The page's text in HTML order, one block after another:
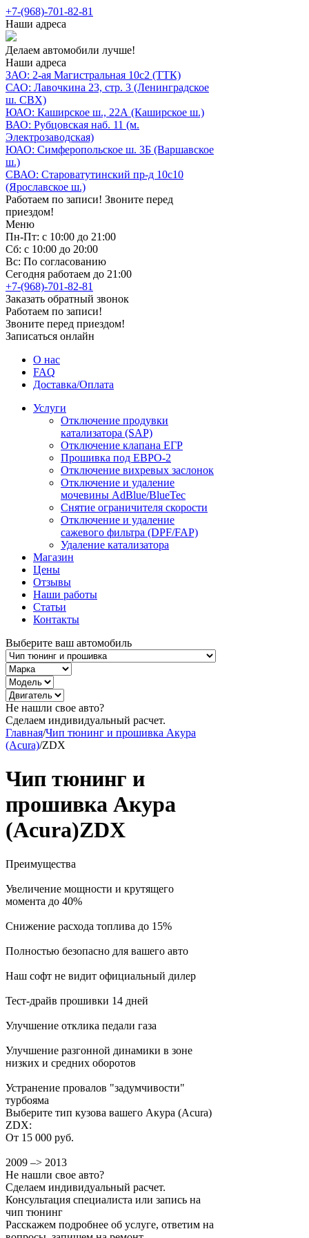
+7-(968)-701-82-81
Наши адреса
Делаем автомобили лучше!
Наши адреса
ЗАО: 2-ая Магистральная 10с2 (ТТК)
САО: Лавочкина 23, стр. 3 (Ленинградское
ш. СВХ)
ЮАО: Каширское ш., 22А (Каширское ш.)
ВАО: Рубцовская наб. 11 (м.
Электрозаводская)
ЮАО: Симферопольское ш. 3Б (Варшавское
ш.)
СВАО: Староватутинский пр-д 10с10
(Ярославское ш.)
Работаем по записи! Звоните перед
приездом!
Меню
Пн-Пт: с 10:00 до 21:00
Сб: с 10:00 до 20:00
Вс: По согласованию
Сегодня работаем до 21:00
+7-(968)-701-82-81
Заказать обратный звонок
Работаем по записи!
Звоните перед приездом!
Записаться онлайн
О нас
FAQ
Доставка/Оплата
Услуги
Отключение продувки
катализатора (SAP)
Отключение клапана ЕГР
Прошивка под ЕВРО-2
Отключение вихревых заслонок
Отключение и удаление
мочевины AdBlue/BlueTec
Снятие ограничителя скорости
Отключение и удаление
сажевого фильтра (DPF/FAP)
Удаление катализатора
Магазин
Цены
Отзывы
Наши работы
Статьи
Контакты
Выберите ваш автомобиль
Не нашли свое авто?
Сделаем индивидуальный расчет.
Главная/Чип тюнинг и прошивка Акура
(Acura)/ZDX
Чип тюнинг и
прошивка Акура
(Acura)ZDX
Преимущества
Увеличение мощности и крутящего
момента до 40%
Снижение расхода топлива до 15%
Полностью безопасно для вашего авто
Наш софт не видит официальный дилер
Тест-драйв прошивки 14 дней
Улучшение отклика педали газа
Улучшение разгонной динамики в зоне
низких и средних оборотов
Устранение провалов "задумчивости"
турбояма
Выберите тип кузова вашего Акура (Acura)
ZDX:
От 15 000 руб.
2009 –> 2013
Не нашли свое авто?
Сделаем индивидуальный расчет.
Консультация специалиста или запись на
чип тюнинг
Расскажем подробнее об услуге, ответим на